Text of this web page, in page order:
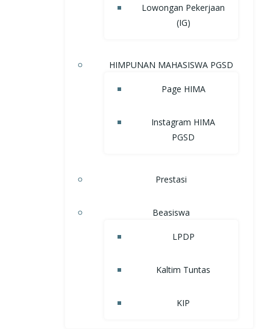
Lowongan Pekerjaan
(IG)
HIMPUNAN MAHASISWA PGSD
Page HIMA
Instagram HIMA
PGSD
Prestasi
Beasiswa
LPDP
Kaltim Tuntas
KIP